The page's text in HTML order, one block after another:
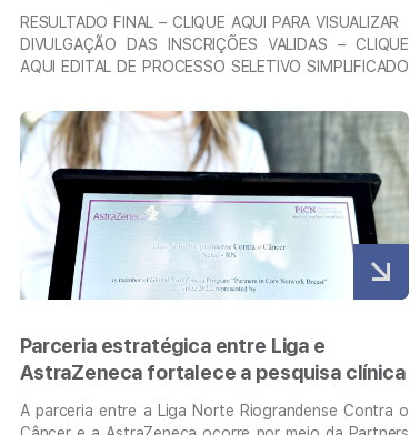
OBRIGATÓRIO – REMUNERADO –
PESQUISA INSTITUCIONAL
RESULTADO FINAL – CLIQUE AQUI PARA VISUALIZAR
DIVULGAÇÃO DAS INSCRIÇÕES VALIDAS – CLIQUE
AQUI EDITAL DE PROCESSO SELETIVO SIMPLIFICADO
OBRIGATÓRIO REMUNERADO CLIQUE AQUI PARA
ACESSAR SOBRE A VAGA O Processo Seletivo
Simplificado para Estágio será realizado pelo próprio
Instituto do Ensino, Pesquisa e Inovação da Liga
contra …Continued
Veja mais
Parceria estratégica entre Liga e
AstraZeneca fortalece a pesquisa clínica
no RN
A parceria entre a Liga Norte Riograndense Contra o